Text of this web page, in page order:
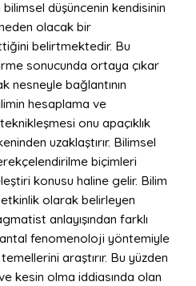
düşüncenin kendisinin
olacak bir
belirtmektedir. Bu
sonucunda ortaya çıkar
nesneyle bağlantının
hesaplama ve
onu apaçıklık
uzaklaştırır. Bilimsel
biçimleri
konusu haline gelir. Bilim
olarak belirleyen
anlayışından farklı
fenomenoloji yöntemiyle
araştırır. Bu yüzden
kesin olma iddiasında olan